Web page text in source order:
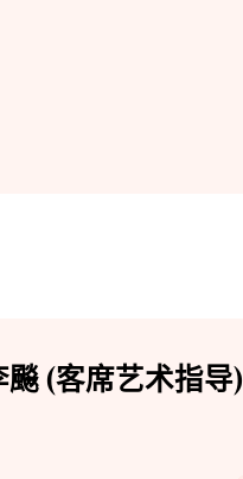
(客席艺术指导)